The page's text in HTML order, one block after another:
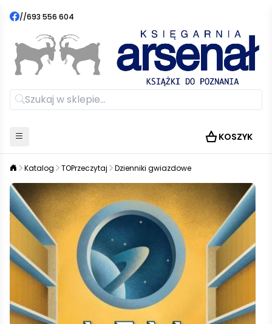
//693 556 604
KOSZYK
Katalog TOPrzeczytaj Dzienniki gwiazdowe